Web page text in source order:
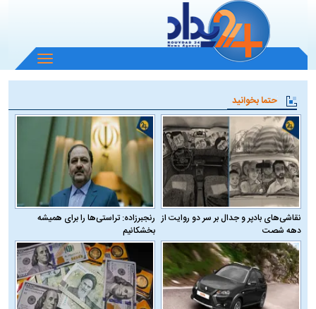
باز
و
منو
حتما بخوانید
نقاشی‌های بادپر و جدال بر سر دو روایت از
دهه شصت
رنجبرزاده: تراستی‌ها را برای همیشه
بخشکانیم